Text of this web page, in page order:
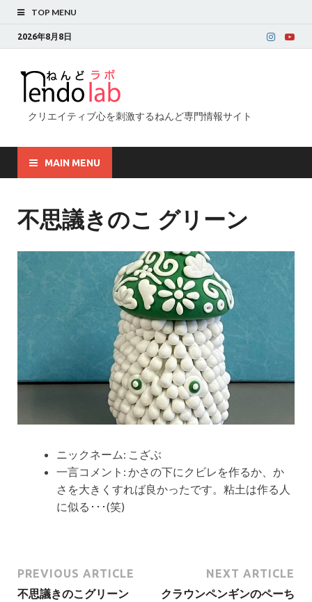
TOP MENU
2026年8月8日
クリエイティブ心を刺激するねんど専門情報サイト
MAIN MENU
不思議きのこ グリーン
ニックネーム: こざぶ
一言コメント: かさの下にクビレを作るか、か
さを大きくすれば良かったです。粘土は作る人
に似る･･･(笑)
PREVIOUS ARTICLE
不思議きのこグリーン
NEXT ARTICLE
クラウンペンギンのペーち